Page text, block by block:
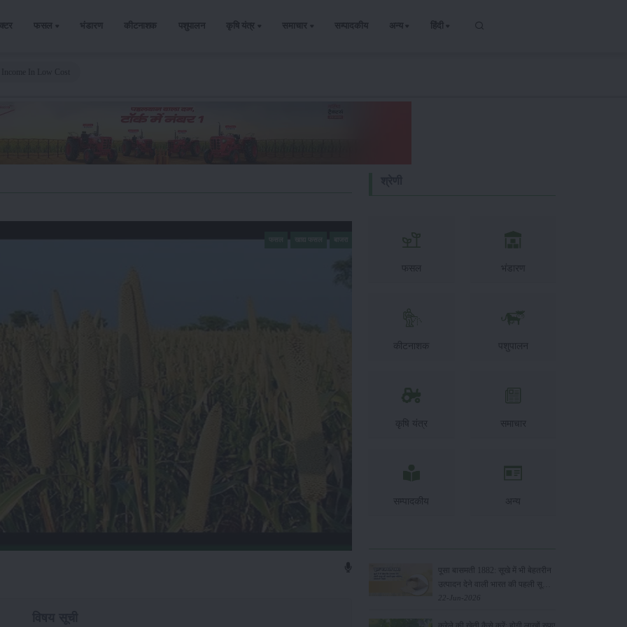
फसल भंडारण कीटनाशक पशुपालन कृषि यंत्र समाचार सम्पादकीय अन्य हिंदी
फसल भंडारण
कीटनाशक पशुपालन
कृषि यंत्र समाचार
सम्पादकीय अन्य
पूसा बासमती 1882: सूखे में भी बेहतरीन
उत्पादन देने वाली भारत की पहली सूखा-
सहिष्णु बासमती किस्म
22-Jun-2026